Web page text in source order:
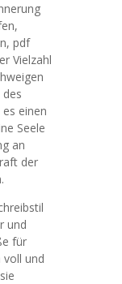
pdf
Vielzahl
einen
Seele
an
der
und
für
voll und